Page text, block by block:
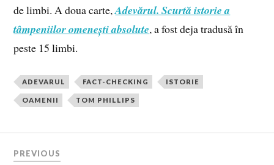
de limbi. A doua carte,Adevărul. Scurtă istorie a
tâmpeniilor omenești absolute, a fost deja tradusă în
peste 15 limbi.
ADEVARUL FACT-CHECKING ISTORIE
OAMENII TOM PHILLIPS
PREVIOUS